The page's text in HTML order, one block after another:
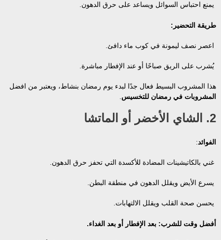
يمنع احتباس السوائل ويساعد على حرق الدهون.
طريقة التحضير:
اعصر نصف ليمونة في كوب ماء دافئ.
يُشرب على الريق صباحًا أو عند الإفطار مباشرة.
هذا المشروب البسيط فعال جدًا لبدء يوم رمضان بنشاط، ويعتبر من افضل
المشروبات في رمضان للتخسيس
2. الشاي الأخضر أو الماتشا
الفوائد:
غني بالكاتيشينات المضادة للأكسدة التي تحفز حرق الدهون.
يسرع الأيض ويقلل الدهون في منطقة البطن.
يحسن صحة القلب ويقلل الالتهابات.
أفضل وقت للشرب: بعد الإفطار أو بعد الغداء.